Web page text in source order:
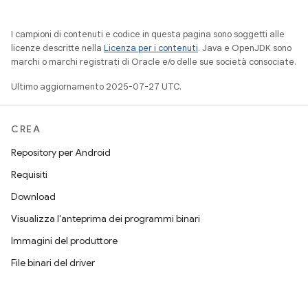
I campioni di contenuti e codice in questa pagina sono soggetti alle
licenze descritte nella Licenza per i contenuti. Java e OpenJDK sono
marchi o marchi registrati di Oracle e/o delle sue società consociate.
Ultimo aggiornamento 2025-07-27 UTC.
CREA
Repository per Android
Requisiti
Download
Visualizza l'anteprima dei programmi binari
Immagini del produttore
File binari del driver